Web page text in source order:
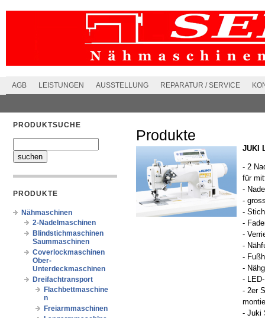
AGB LEISTUNGEN AUSSTELLUNG REPARATUR / SERVICE
PRODUKTSUCHE
PRODUKTE
Nähmaschinen
2-Nadelmaschinen
Blindstichmaschinen
Saummaschinen
Coverlockmaschinen
Ober-
Unterdeckmaschinen
Dreifachtransport
Flachbettmaschine
n
Freiarmmaschinen
Produkte
JUKI
- 2
für
-
-
-
-
-
-
-
-
-
- 2er
- Juki